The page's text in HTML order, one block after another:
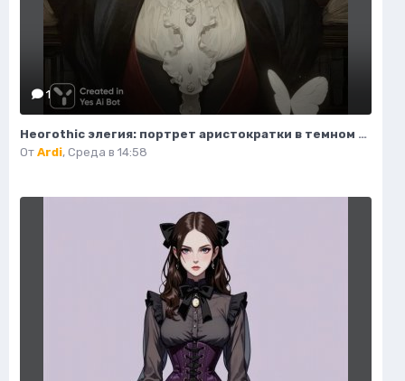
1
Неогothic элегия: портрет аристократки в темном величии библиотеки. Картинка из нейронной сети Миджорни
От Ardi, Среда в 14:58